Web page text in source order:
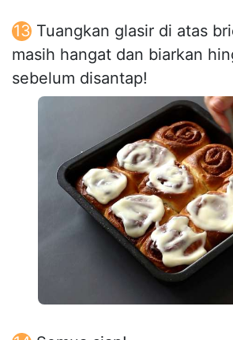
Tuangkan glasir di atas
masih hangat dan biarkan
sebelum disantap!